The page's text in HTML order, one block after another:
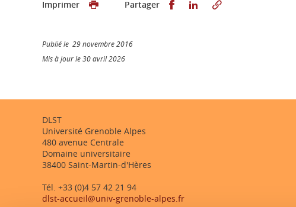
Imprimer Partager Partager sur Facebook
Partager sur LinkedIn
Publié le 29 novembre 2016
Mis à jour le 30 avril 2026
DLST
Université Grenoble Alpes
480 avenue Centrale
Domaine universitaire
38400 Saint-Martin-d'Hères
Tél. +33 (0)4 57 42 21 94
dlst-accueil@univ-grenoble-alpes.fr